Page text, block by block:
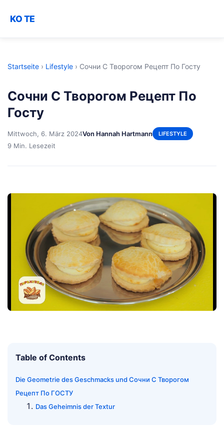
KO TE
Startseite › Lifestyle › Сочни С Творогом Рецепт По Госту
Сочни С Творогом Рецепт По
Госту
Mittwoch, 6. März 2024Von Hannah Hartmann LIFESTYLE
9 Min. Lesezeit
Table of Contents
Die Geometrie des Geschmacks und Сочни С Творогом
Рецепт По ГОСТУ
Das Geheimnis der Textur